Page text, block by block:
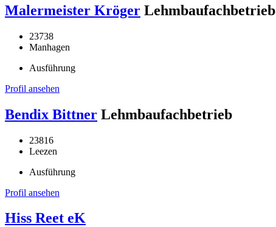
Malermeister Kröger Lehmbaufachbetrieb
23738
Manhagen
Ausführung
Profil ansehen
Bendix Bittner Lehmbaufachbetrieb
23816
Leezen
Ausführung
Profil ansehen
Hiss Reet eK